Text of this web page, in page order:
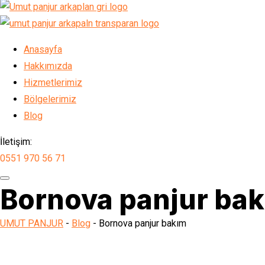
Anasayfa
Hakkımızda
Hizmetlerimiz
Bölgelerimiz
Blog
İletişim:
0551 970 56 71
Bornova panjur
UMUT PANJUR - Blog - Bornova panjur bakım